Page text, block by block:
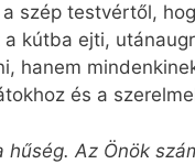
szép testvértől,
kútba ejti,
hanem
és a
Az Önök